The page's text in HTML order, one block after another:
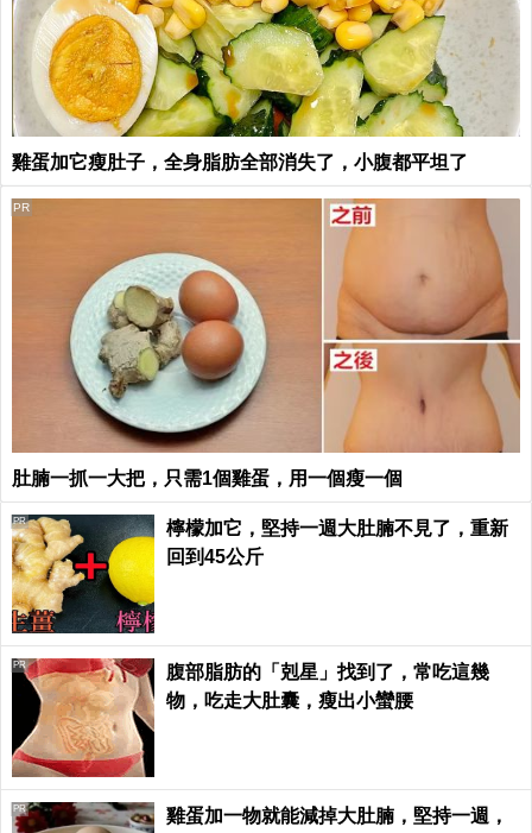
雞蛋加它瘦肚子，全身脂肪全部消失了，小腹都平坦了
肚腩一抓一大把，只需1個雞蛋，用一個瘦一個
PR
檸檬加它，堅持一週大肚腩不見了，重新
回到45公斤
PR
腹部脂肪的「剋星」找到了，常吃這幾
物，吃走大肚囊，瘦出小蠻腰
PR
雞蛋加一物就能減掉大肚腩，堅持一週，
PR